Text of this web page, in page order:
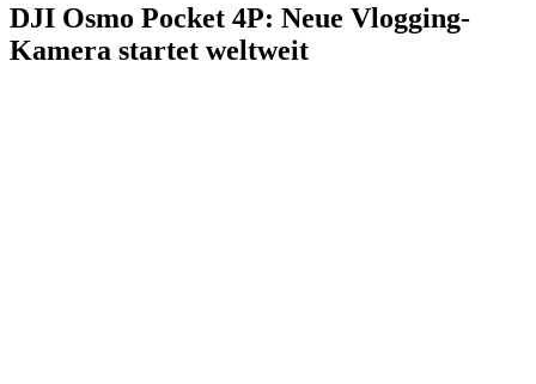
DJI Osmo Pocket 4P: Neue Vlogging-
Kamera startet weltweit